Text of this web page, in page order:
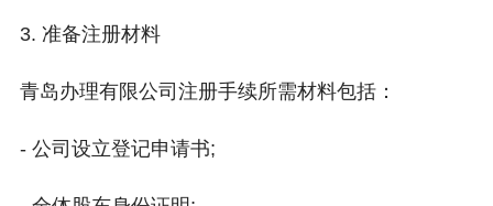
3. 准备注册材料
青岛办理有限公司注册手续所需材料包括：
- 公司设立登记申请书;